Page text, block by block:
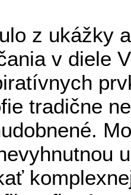
z ukážky
v diele
tradične